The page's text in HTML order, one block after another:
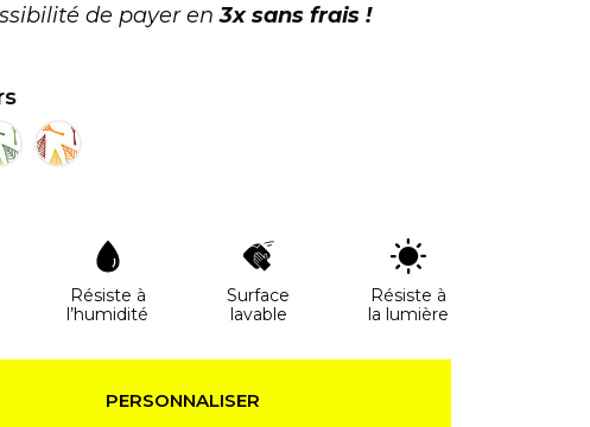
de payer en3x sans frais !
Résiste à
l’humidité
Surface
lavable
Résiste à
la lumière
PERSONNALISER